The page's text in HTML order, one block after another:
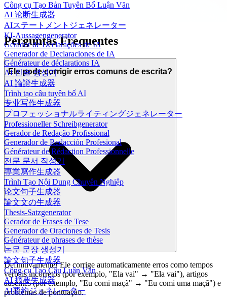
Công cụ Tạo Bản Tuyên Bố Luận Văn
AI 论断生成器
AIステートメントジェネレーター
KI-Aussagengenerator
Gerador de Declarações de IA
Generador de Declaraciones de IA
Générateur de déclarations IA
AI 진술 생성기
AI 論證生成器
Trình tạo câu tuyên bố AI
专业写作生成器
プロフェッショナルライティングジェネレーター
Professioneller Schreibgenerator
Gerador de Redação Profissional
Generador de Redacción Profesional
Générateur de Rédaction Professionnelle
전문 문서 작성기
專業寫作生成器
Trình Tạo Nội Dung Chuyên Nghiệp
论文句子生成器
論文文の生成器
Thesis-Satzgenerator
Gerador de Frases de Tese
Generador de Oraciones de Tesis
Générateur de phrases de thèse
논문 문장 생성기
論文句子生成器
Công cụ Tạo Câu Luận Văn
AI 摘要生成器
AI要約ジェネレーター
Perguntas Frequentes
Ele pode corrigir erros comuns de escrita?
Definitivamente! Ele corrige automaticamente erros como tempos
verbais incorretos (por exemplo, "Ela vai" → "Ela vai"), artigos
ausentes (por exemplo, "Eu comi maçã" → "Eu comi uma maçã") e
problemas de pontuação.